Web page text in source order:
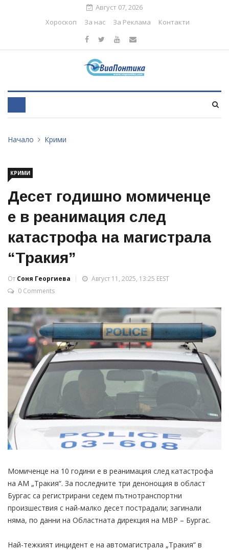
Август 07, 2026
Хороскоп
За нас За Реклама Контакти
Начало Крими
КРИМИ
Десет годишно момиченце
е в реанимация след
катастрофа на магистрала
“Тракия”
От Соня Георгиева
Август 11, 2025, 13:25 EEST
0 Comments
Момиченце на 10 години е в реанимация след катастрофа
на АМ „Тракия“. За последните три денонощия в област
Бургас са регистрирани седем пътнотранспортни
произшествия с най-малко десет пострадали; загинали
няма, по данни на Областната дирекция на МВР – Бургас.
Най-тежкият инцидент е на автомагистрала „Тракия“ в